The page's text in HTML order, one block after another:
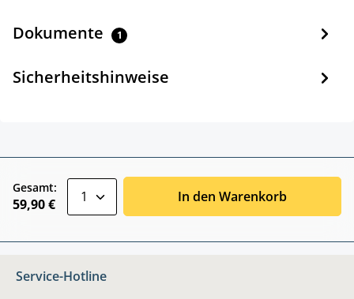
Dokumente 1
Sicherheitshinweise
Gesamt:
59,90 € In den Warenkorb
Service-Hotline